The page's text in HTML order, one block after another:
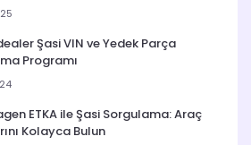
Şasi VIN ve Yedek Parça
Programı
ETKA ile Şasi Sorgulama: Araç
Kolayca Bulun